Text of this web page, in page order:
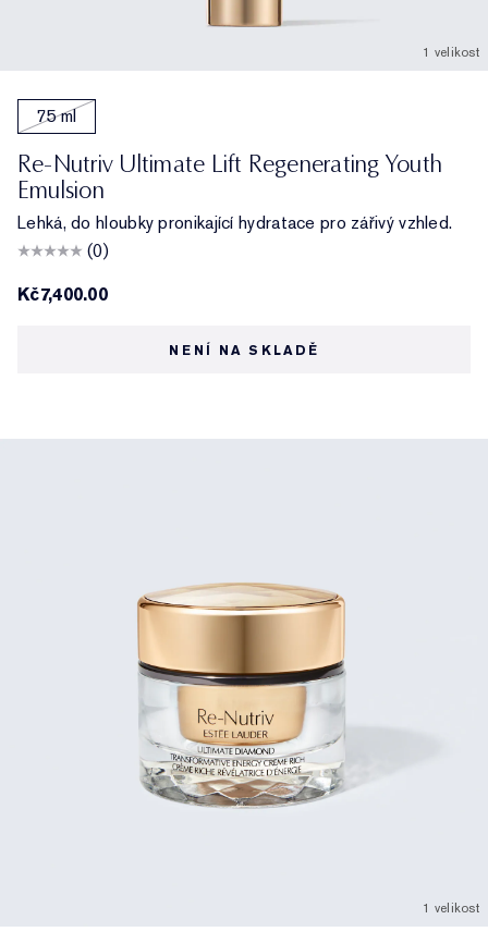
1 velikost
75 ml
Re-Nutriv Ultimate Lift Regenerating Youth
Emulsion
Lehká, do hloubky pronikající hydratace pro zářivý vzhled.
(0)
Kč7,400.00
NENÍ NA SKLADĚ
1 velikost